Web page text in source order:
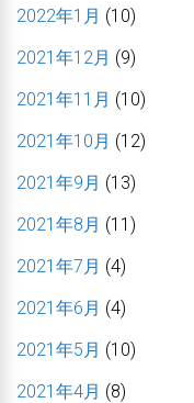
2022年1月 (10)
2021年12月 (9)
2021年11月 (10)
2021年10月 (12)
2021年9月 (13)
2021年8月 (11)
2021年7月 (4)
2021年6月 (4)
2021年5月 (10)
2021年4月 (8)